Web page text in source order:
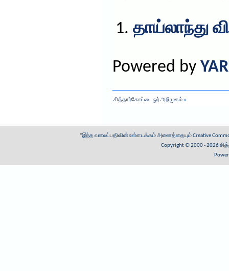
தாய்லாந்து
Powered by
சித்தார்கோட்டை ஓர் அறிமுகம் »
"இந்த வலைப்பதிவின் உள்ளடக்கம் அனைத்தையும்Creative
Copyright © 2000 - 2026